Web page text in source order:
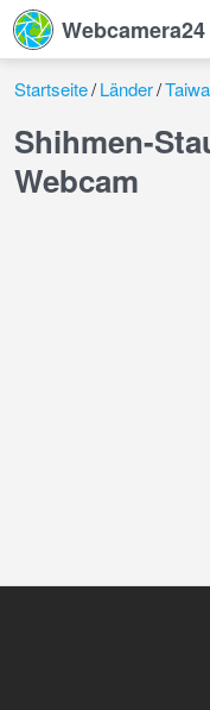
Webcamera24
Startseite Länder
Shihmen-
Webcam